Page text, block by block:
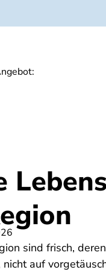
Ernährungsbildung
sind frisch,
auf